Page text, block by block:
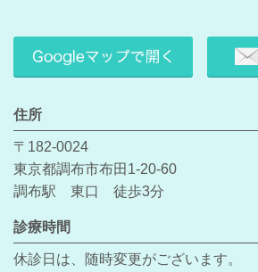
住所
〒182-0024
東京都調布市布田1-20-60
調布駅 東口 徒歩3分
診療時間
休診日は、随時変更がございます。